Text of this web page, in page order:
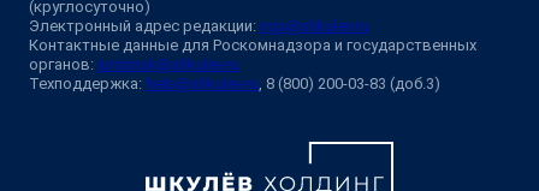
(круглосуточно)
Электронный адрес редакции: ngs@shkulev.ru
Контактные данные для Роскомнадзора и государственных
органов: juristnsk@shkulev.ru
Техподдержка: help@shkulev.ru , 8 (800) 200-03-83 (доб.3)